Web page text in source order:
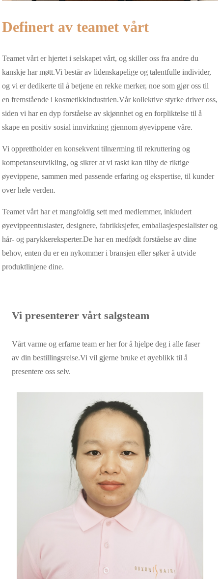
Definert av teamet vårt
Teamet vårt er hjertet i selskapet vårt, og skiller oss fra andre du
kanskje har møtt.Vi består av lidenskapelige og talentfulle individer,
og vi er dedikerte til å betjene en rekke merker, noe som gjør oss til
en fremstående i kosmetikkindustrien.Vår kollektive styrke driver oss,
siden vi har en dyp forståelse av skjønnhet og en forpliktelse til å
skape en positiv sosial innvirkning gjennom øyevippene våre.
Vi opprettholder en konsekvent tilnærming til rekruttering og
kompetanseutvikling, og sikrer at vi raskt kan tilby de riktige
øyevippene, sammen med passende erfaring og ekspertise, til kunder
over hele verden.
Teamet vårt har et mangfoldig sett med medlemmer, inkludert
øyevippeentusiaster, designere, fabrikksjefer, emballasjespesialister og
hår- og parykkereksperter.De har en medfødt forståelse av dine
behov, enten du er en nykommer i bransjen eller søker å utvide
produktlinjene dine.
Vi presenterer vårt salgsteam
Vårt varme og erfarne team er her for å hjelpe deg i alle faser
av din bestillingsreise.Vi vil gjerne bruke et øyeblikk til å
presentere oss selv.